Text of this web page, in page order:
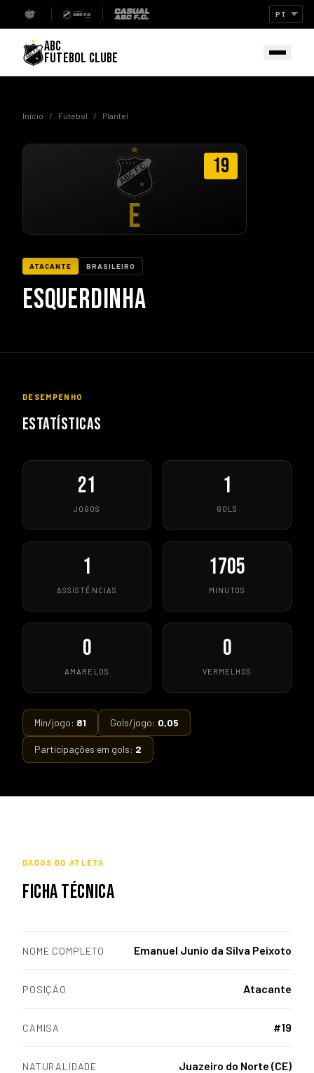
ABC
FUTEBOL CLUBE
Início / Futebol / Plantel
E
19
ATACANTE BRASILEIRO
ESQUERDINHA
DESEMPENHO
ESTATÍSTICAS
21
JOGOS
1
GOLS
1
ASSISTÊNCIAS
1705
MINUTOS
0
AMARELOS
0
VERMELHOS
Min/jogo: 81 Gols/jogo: 0,05
Participações em gols: 2
DADOS DO ATLETA
FICHA TÉCNICA
NOME COMPLETO Emanuel Junio da Silva Peixoto
POSIÇÃO Atacante
CAMISA #19
NATURALIDADE Juazeiro do Norte (CE)